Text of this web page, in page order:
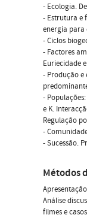
- Ecologia.
- Estrutura e
energia
- Ciclos
- Factores
Euriecidade
- Produção e
-
e K.
Regulação
-
- Sucessão.
Métodos
Análise
filmes e